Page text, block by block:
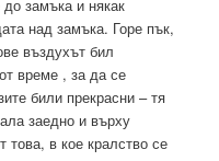
замъка и някак
над замъка. Горе пък,
въздухът бил
време , за да се
били прекрасни – тя
заедно и върху
това, в кое кралство се